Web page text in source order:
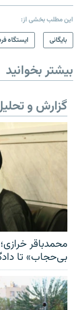
این مطلب بخشی از:
بایگانی
ایستگاه
بیشتر بخوانید
گزارش و
محمدباقر
بی‌حجاب» تا